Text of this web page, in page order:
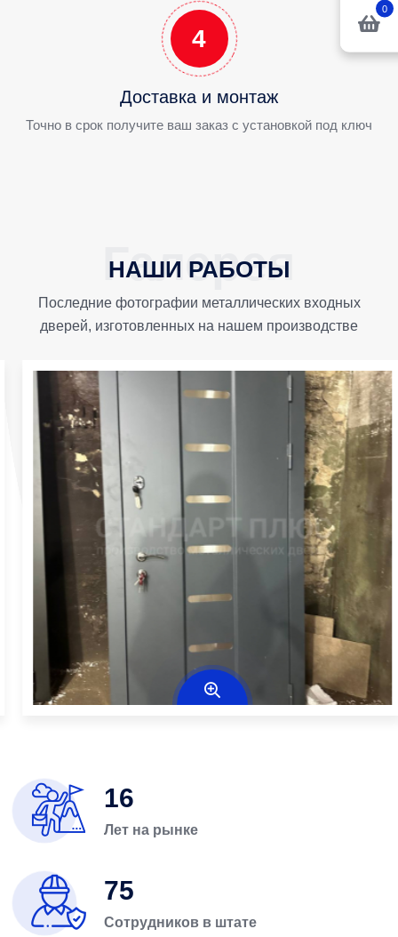
0
4
Доставка и монтаж
Точно в срок получите ваш заказ с установкой под ключ
НАШИ РАБОТЫ
Последние фотографии металлических входных
дверей, изготовленных на нашем производстве
16
Лет на рынке
75
Сотрудников в штате